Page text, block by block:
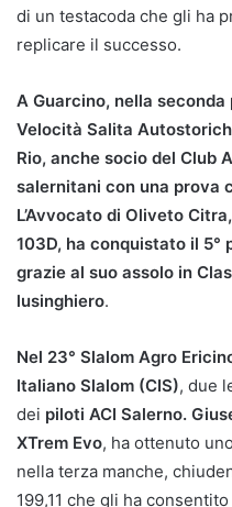
di un testacoda che gli ha
replicare il successo.
A Guarcino, nella
Velocità Salita
Rio, anche socio del Club
salernitani con una prova
L’Avvocato di Oliveto
103D, ha conquistato il 5°
grazie al suo assolo in
lusinghiero.
Nel 23° Slalom Agro
Italiano Slalom (CIS), due
dei piloti ACI Salerno.
XTrem Evo, ha ottenuto
nella terza manche,
199,11 che gli ha